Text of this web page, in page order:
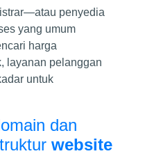
penyedia
yang umum
harga
layanan pelanggan
untuk
dan
website